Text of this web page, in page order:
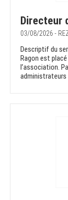
Directeur
03/08/2026 -
Descriptif du
Ragon est
l’association.
administrateurs